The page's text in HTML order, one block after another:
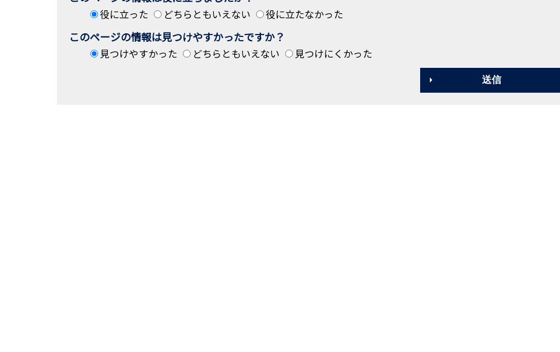
役に立った どちらともいえない 役に立たなかった
このページの情報は見つけやすかったですか？
見つけやすかった どちらともいえない 見つけにくかった